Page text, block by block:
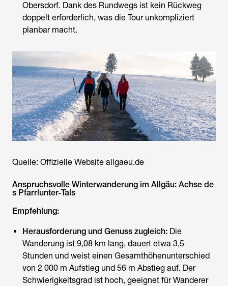
Obersdorf. Dank des Rundwegs ist kein Rückweg
doppelt erforderlich, was die Tour unkompliziert
planbar macht.
Quelle: Offizielle Website allgaeu.de
Anspruchsvolle Winterwanderung im Allgäu: Achse de
s Pfarrlunter-Tals
Empfehlung:
Herausforderung und Genuss zugleich: Die
Wanderung ist 9,08 km lang, dauert etwa 3,5
Stunden und weist einen Gesamthöhenunterschied
von 2 000 m Aufstieg und 56 m Abstieg auf. Der
Schwierigkeitsgrad ist hoch, geeignet für Wanderer